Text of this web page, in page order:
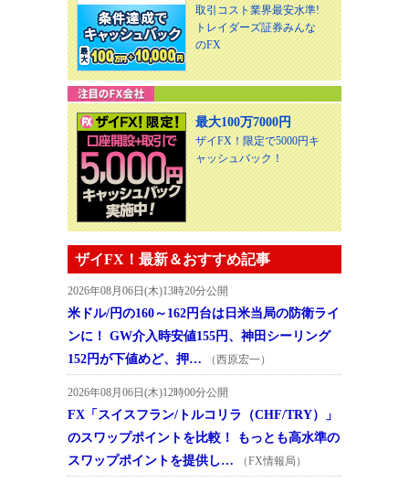
取引コスト業界最安水準!
トレイダーズ証券みんな
のFX
最大100万7000円
ザイFX！限定で5000円キ
ャッシュバック！
ザイFX！最新＆おすすめ記事
2026年08月06日(木)13時20分公開
米ドル/円の160～162円台は日米当局の防衛ライ
ンに！ GW介入時安値155円、神田シーリング
152円が下値めど、押…
（西原宏一）
2026年08月06日(木)12時00分公開
FX「スイスフラン/トルコリラ（CHF/TRY）」
のスワップポイントを比較！ もっとも高水準の
スワップポイントを提供し…
（FX情報局）